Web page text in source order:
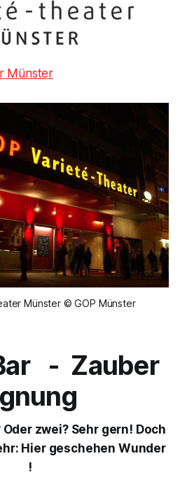
Münster
Münster © GOP Münster
- Zauber
zwei? Sehr gern! Doch
Hier geschehen Wunder
!